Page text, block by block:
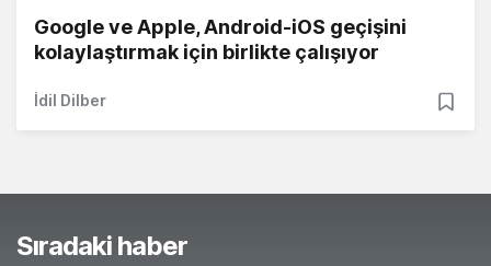
Google ve Apple, Android-iOS geçişini
kolaylaştırmak için birlikte çalışıyor
İdil Dilber
Sıradaki haber